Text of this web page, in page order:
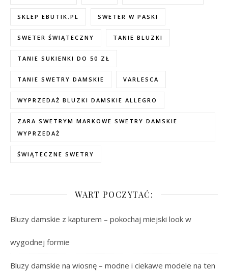
SKLEP EBUTIK.PL SWETER W PASKI
SWETER ŚWIĄTECZNY TANIE BLUZKI
TANIE SUKIENKI DO 50 ZŁ
TANIE SWETRY DAMSKIE VARLESCA
WYPRZEDAŻ BLUZKI DAMSKIE ALLEGRO
ZARA SWETRYM MARKOWE SWETRY DAMSKIE
WYPRZEDAŻ
ŚWIĄTECZNE SWETRY
WART POCZYTAĆ:
Bluzy damskie z kapturem – pokochaj miejski look w
wygodnej formie
Bluzy damskie na wiosnę – modne i ciekawe modele na ten